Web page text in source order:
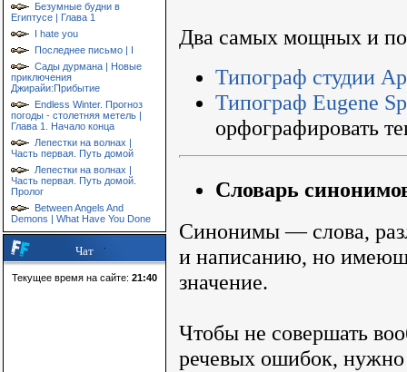
Безумные будни в
Египтусе | Глава 1
I hate you
Последнее письмо | I
Сады дурмана | Новые
приключения
Джирайи:Прибытие
Endless Winter. Прогноз
погоды - столетняя метель |
Глава 1. Начало конца
Лепестки на волнах |
Часть первая. Путь домой
Лепестки на волнах |
Часть первая. Путь домой.
Пролог
Between Angels And
Demons | What Have You Done
Чат
Текущее время на сайте: 21:40
Два самых мощных и
Типограф студии
Типограф Eugene
орфографировать
Словарь
Синонимы — слова,
и написанию, но
значение.
Чтобы не совершать
речевых ошибок,